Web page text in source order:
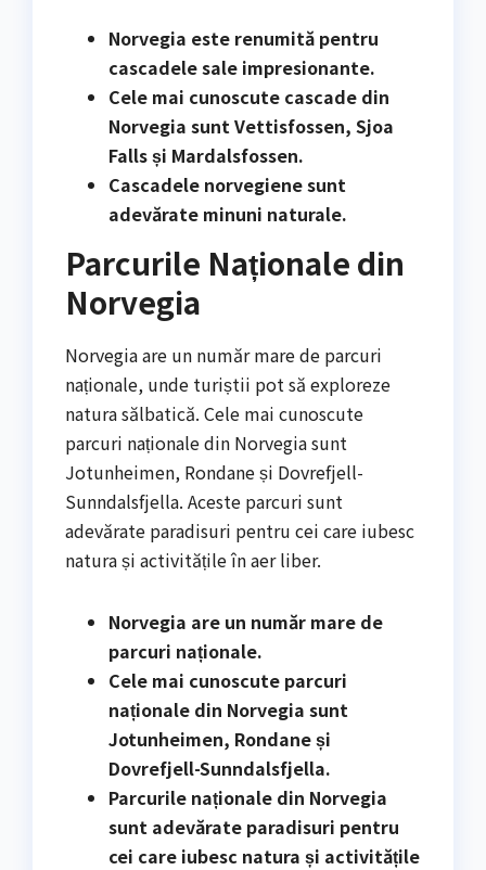
Norvegia este renumită pentru
cascadele sale impresionante.
Cele mai cunoscute cascade din
Norvegia sunt Vettisfossen, Sjoa
Falls și Mardalsfossen.
Cascadele norvegiene sunt
adevărate minuni naturale.
Parcurile Naționale din
Norvegia
Norvegia are un număr mare de parcuri
naționale, unde turiștii pot să exploreze
natura sălbatică. Cele mai cunoscute
parcuri naționale din Norvegia sunt
Jotunheimen, Rondane și Dovrefjell-
Sunndalsfjella. Aceste parcuri sunt
adevărate paradisuri pentru cei care iubesc
natura și activitățile în aer liber.
Norvegia are un număr mare de
parcuri naționale.
Cele mai cunoscute parcuri
naționale din Norvegia sunt
Jotunheimen, Rondane și
Dovrefjell-Sunndalsfjella.
Parcurile naționale din Norvegia
sunt adevărate paradisuri pentru
cei care iubesc natura și activitățile